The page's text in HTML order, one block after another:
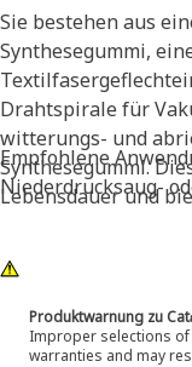
Sie bestehen aus
Synthesegummi,
Drahtspirale für
witterungs- und
Synthesegummi.
Lebensdauer und
Empfohlene
Niederdrucksaug-
Produktwarnung zu
Improper selections
warranties and may